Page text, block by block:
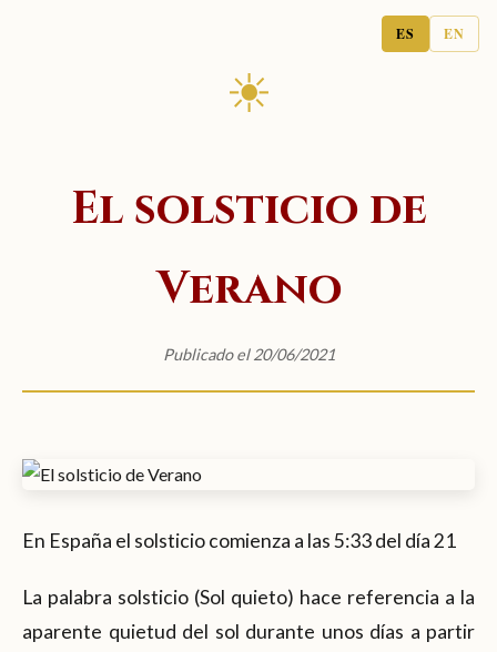
ES EN
☀
El solsticio de
Verano
Publicado el 20/06/2021
En España el solsticio comienza a las 5:33 del día 21
La palabra solsticio (Sol quieto) hace referencia a la
aparente quietud del sol durante unos días a partir